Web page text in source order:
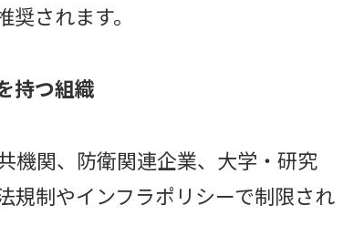
されます。
持つ組織
機関、防衛関連企業、大学・研究
規制やインフラポリシーで制限され